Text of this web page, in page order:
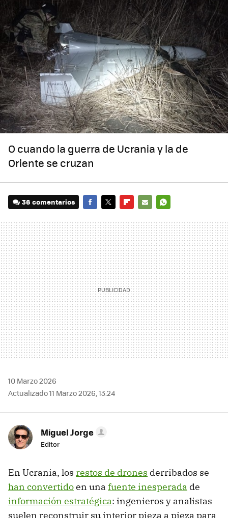
O cuando la guerra de Ucrania y la de
Oriente se cruzan
36 comentarios
MAIL
10 Marzo 2026
Actualizado 11 Marzo 2026, 13:24
Miguel Jorge
Editor
En Ucrania, los restos de drones derribados se
han convertidoen una fuente inesperada de
información estratégica: ingenieros y analistas
suelen reconstruir su interior pieza a pieza para